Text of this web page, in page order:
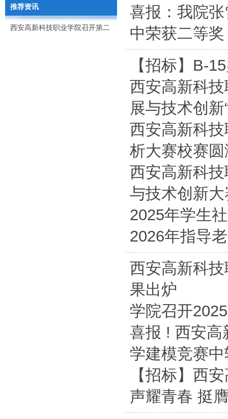
推荐资讯
西安高新科技职业学院召开第二
喜报：我院
中荣获二等奖
【招标】B-
西安高新科
展与技术创
西安高新科
析大赛校赛
西安高新科
与技术创新
2025年学生
2026年指导
西安高新科
果出炉
学院召开
喜报 ! 西安高
学建模竞赛
【招标】西
声耀青春 挺